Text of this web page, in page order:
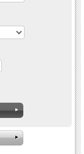
ムにて製造されてお
ハブは32本スポー
。